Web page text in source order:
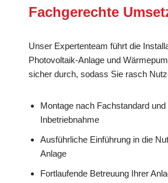
Fachgerechte
Unser Expertenteam führt die
Photovoltaik-Anlage und
sicher durch, sodass Sie rasch
Montage nach Fachstandard
Inbetriebnahme
Ausführliche Einführung in die
Anlage
Fortlaufende Betreuung Ihrer